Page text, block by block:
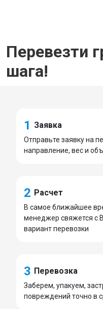
Перевезти
шага!
1 Заявка
Отправьте заявку на
направление, вес и
2 Расчет
В самое ближайшее
менеджер свяжется с
вариант перевозки
3 Перевозка
Заберем, упакуем,
повреждений точно в